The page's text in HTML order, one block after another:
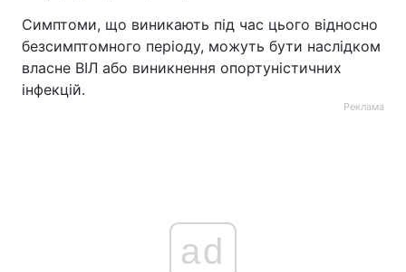
Симптоми, що виникають під час цього відносно
безсимптомного періоду, можуть бути наслідком
власне ВІЛ або виникнення опортуністичних
інфекцій.
Реклама
ad